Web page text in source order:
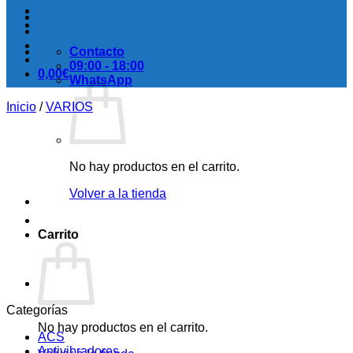
0,00€
No hay productos en el carrito.
Volver a la tienda
Carrito
No hay productos en el carrito.
Contacto
09:00 - 18:00
WhatsApp
Inicio / VARIOS
Categorías
ACS